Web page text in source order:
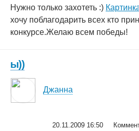
Нужно только захотеть :)
хочу поблагодарить всех кто
конкурсе.Желаю всем победы!
ы))
Джанна
20.11.2009 16:50